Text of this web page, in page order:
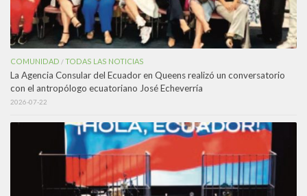
COMUNIDAD /TODAS LAS NOTICIAS
La Agencia Consular del Ecuador en Queens realizó un conversatorio
con el antropólogo ecuatoriano José Echeverría
2026-07-22